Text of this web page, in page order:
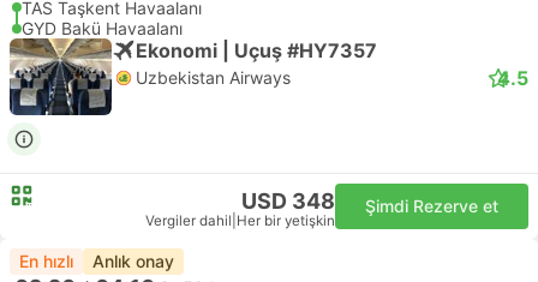
TAS Taşkent Havaalanı
GYD Bakü Havaalanı
Ekonomi | Uçuş #HY7357
Uzbekistan Airways 4.5
USD 348
Vergiler dahil Her bir yetişkin
Şimdi Rezerve et
En hızlı Anlık onay